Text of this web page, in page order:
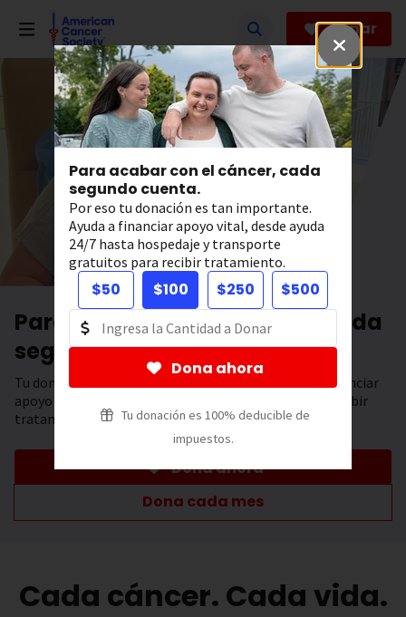
hacia
contenido
Para acabar con el cáncer, cada
segundo cuenta.
Por eso tu donación es tan importante.
Ayuda a financiar apoyo vital, desde ayuda
24/7 hasta hospedaje y transporte
gratuitos para recibir tratamiento.
$50 $100 $250 $500
Dona ahora
Tu donación es 100% deducible de
impuestos.
Donar
Para acabar con el cáncer, cada
segundo cuenta.
Tu donación tiene el poder de salvar vidas. Ayuda a financiar
apoyo 24/7, hospedaje y transporte gratuitos para recibir
tratamiento.
Dona ahora
Dona cada mes
Cada cáncer. Cada vida.